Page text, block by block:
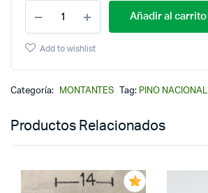
Añadir al carrito
Add to wishlist
Categoría: MONTANTES Tag: PINO NACIONAL
Productos Relacionados